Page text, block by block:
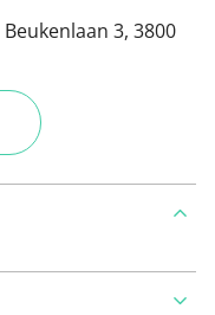
Beukenlaan 3, 3800